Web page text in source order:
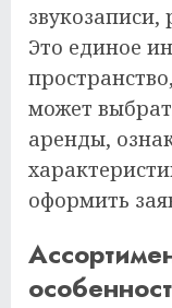
Это единое
может
аренды,
оформить